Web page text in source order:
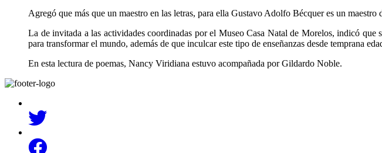
Agregó que más que un maestro en las letras, para ella Gustavo Adolfo Bécquer es un maestro
La de invitada a las actividades coordinadas por el Museo Casa Natal de Morelos, indicó que
para transformar el mundo, además de que inculcar este tipo de enseñanzas desde temprana
En esta lectura de poemas, Nancy Viridiana estuvo acompañada por Gildardo Noble.